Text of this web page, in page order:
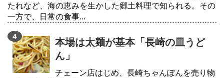
たれなど、海の恵みを生かした郷土料理で知られる。その
一方で、日常の食事...
本場は太麺が基本「長崎の皿うど
ん」
チェーン店はじめ、長崎ちゃんぽんを売り物